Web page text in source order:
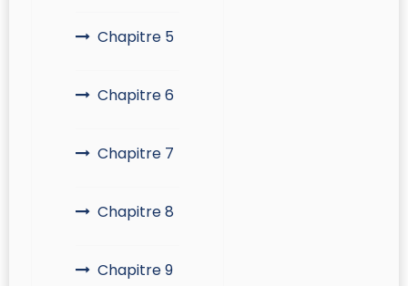
Chapitre 5
Chapitre 6
Chapitre 7
Chapitre 8
Chapitre 9